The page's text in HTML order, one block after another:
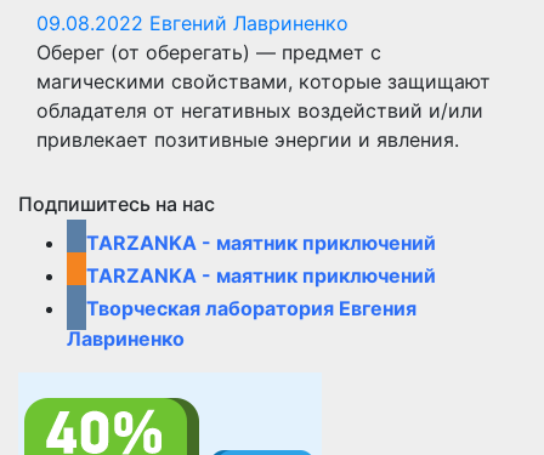
09.08.2022 Евгений Лавриненко
Оберег (от оберегать) — предмет с
магическими свойствами, которые защищают
обладателя от негативных воздействий и/или
привлекает позитивные энергии и явления.
Подпишитесь на нас
TARZANKA - маятник приключений
TARZANKA - маятник приключений
Творческая лаборатория Евгения
Лавриненко